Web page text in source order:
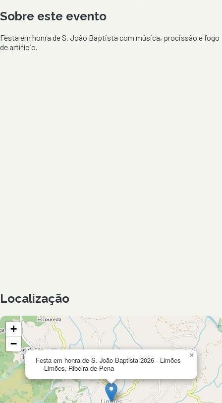
Sobre este evento
Festa em honra de S. João Baptista com música, procissão e fogo
de artifício.
Localização
Festa em honra de S. João Baptista 2026 - Limões
— Limões, Ribeira de Pena
×
+
−